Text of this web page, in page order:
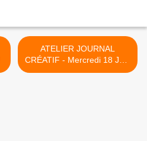
ATELIER JOURNAL
CRÉATIF - Mercredi 18 Juin
2025 de 18h à 20h ! >